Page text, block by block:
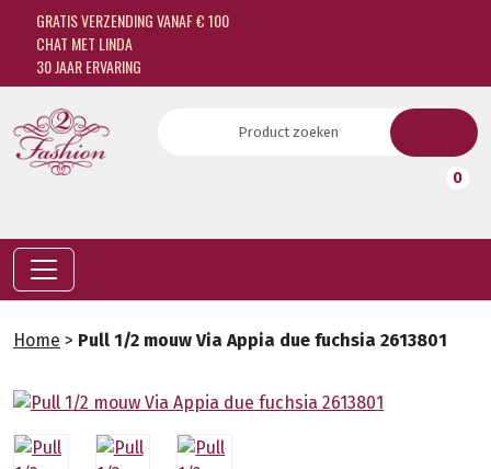
GRATIS VERZENDING VANAF € 100
CHAT MET LINDA
30 JAAR ERVARING
0
Home > Pull 1/2 mouw Via Appia due fuchsia 2613801